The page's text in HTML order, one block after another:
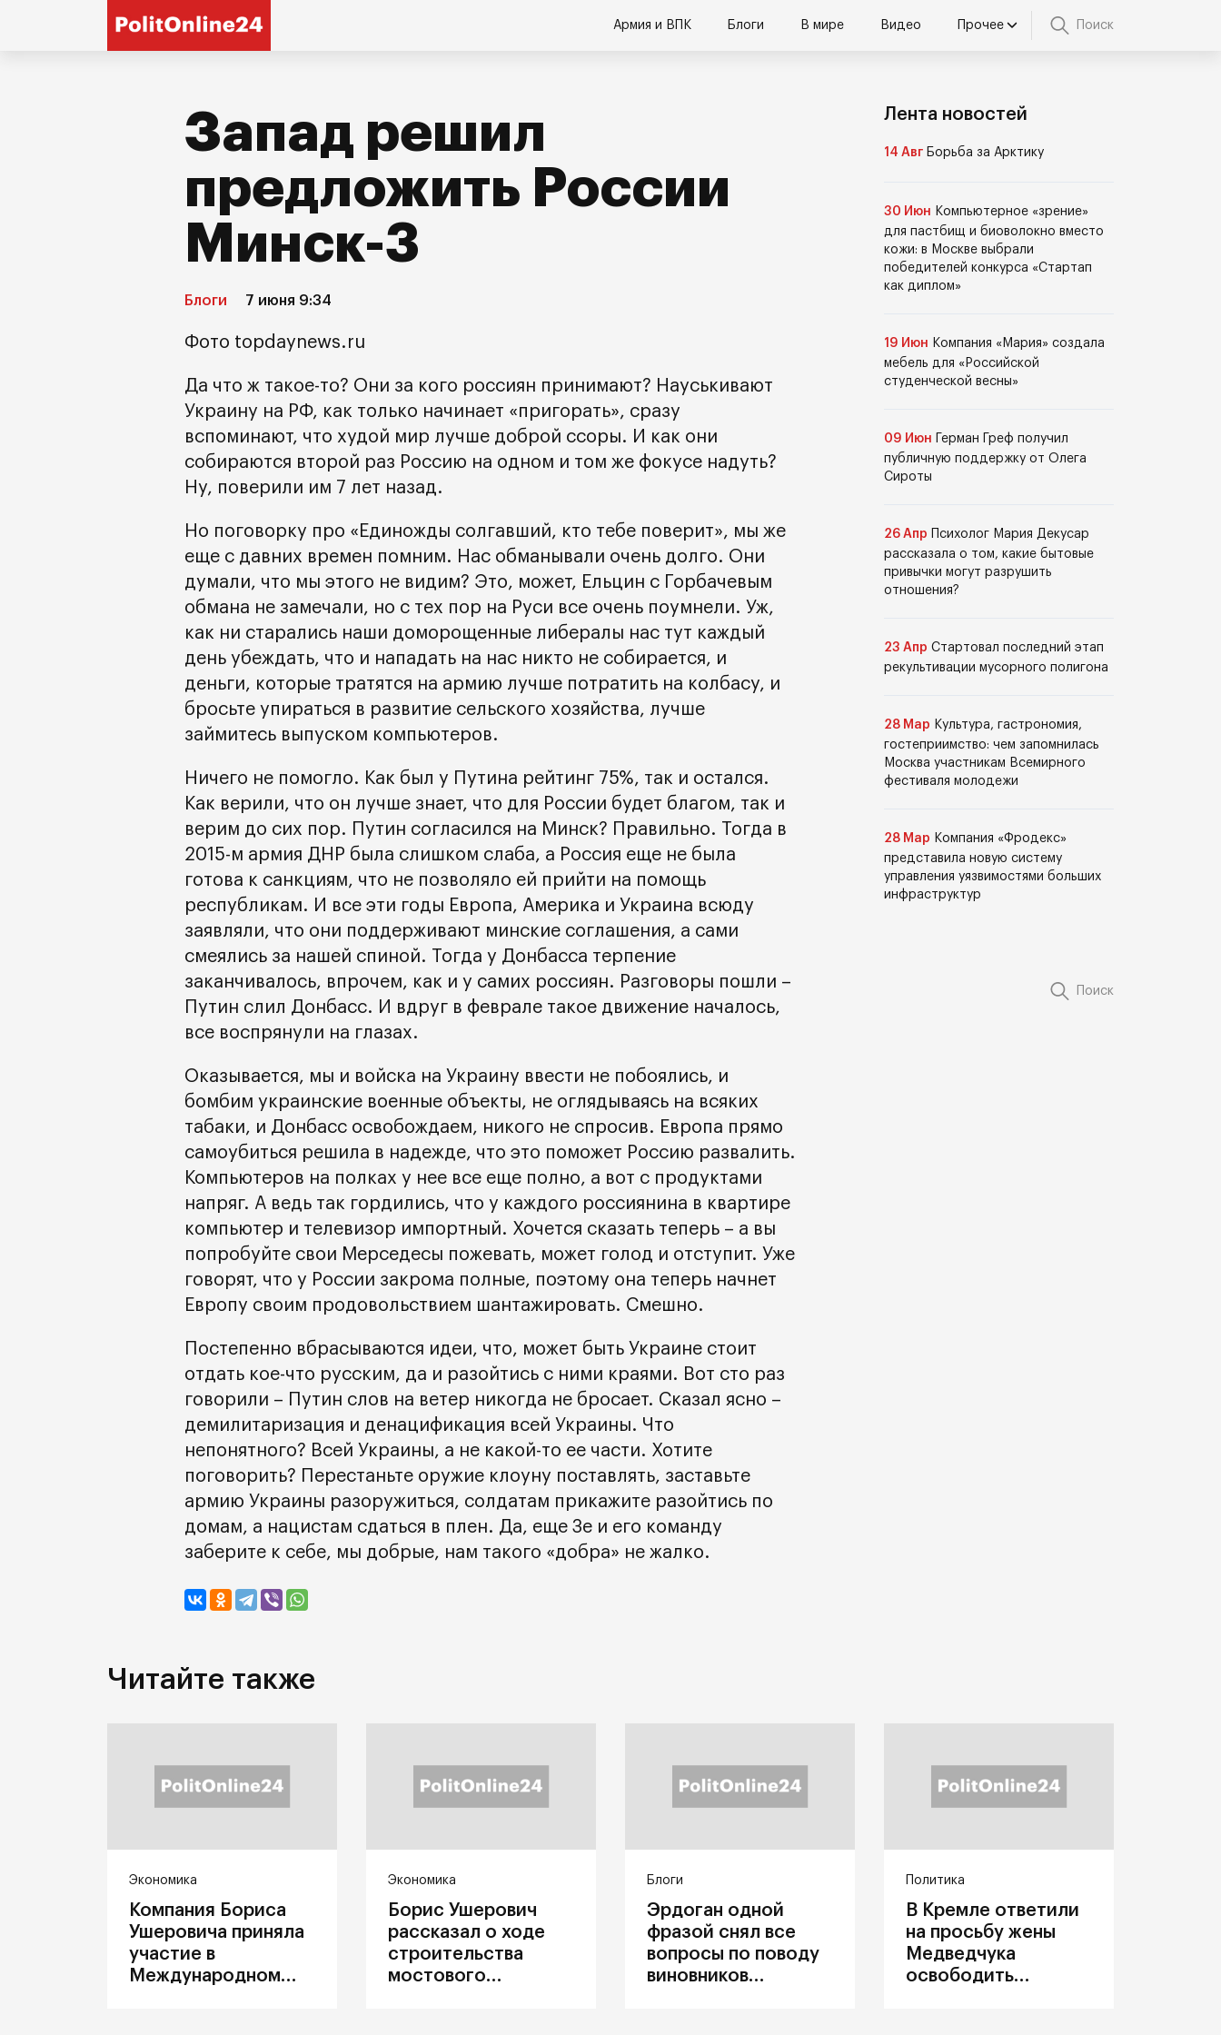
Армия и ВПК Блоги В мире Видео Прочее Поиск
Запад решил
предложить России
Минск-3
Блоги 7 июня 9:34
Фото topdaynews.ru
Да что ж такое-то? Они за кого россиян принимают? Науськивают
Украину на РФ, как только начинает «пригорать», сразу
вспоминают, что худой мир лучше доброй ссоры. И как они
собираются второй раз Россию на одном и том же фокусе надуть?
Ну, поверили им 7 лет назад.
Но поговорку про «Единожды солгавший, кто тебе поверит», мы же
еще с давних времен помним. Нас обманывали очень долго. Они
думали, что мы этого не видим? Это, может, Ельцин с Горбачевым
обмана не замечали, но с тех пор на Руси все очень поумнели. Уж,
как ни старались наши доморощенные либералы нас тут каждый
день убеждать, что и нападать на нас никто не собирается, и
деньги, которые тратятся на армию лучше потратить на колбасу, и
бросьте упираться в развитие сельского хозяйства, лучше
займитесь выпуском компьютеров.
Ничего не помогло. Как был у Путина рейтинг 75%, так и остался.
Как верили, что он лучше знает, что для России будет благом, так и
верим до сих пор. Путин согласился на Минск? Правильно. Тогда в
2015-м армия ДНР была слишком слаба, а Россия еще не была
готова к санкциям, что не позволяло ей прийти на помощь
республикам. И все эти годы Европа, Америка и Украина всюду
заявляли, что они поддерживают минские соглашения, а сами
смеялись за нашей спиной. Тогда у Донбасса терпение
заканчивалось, впрочем, как и у самих россиян. Разговоры пошли –
Путин слил Донбасс. И вдруг в феврале такое движение началось,
все воспрянули на глазах.
Оказывается, мы и войска на Украину ввести не побоялись, и
бомбим украинские военные объекты, не оглядываясь на всяких
табаки, и Донбасс освобождаем, никого не спросив. Европа прямо
самоубиться решила в надежде, что это поможет Россию развалить.
Компьютеров на полках у нее все еще полно, а вот с продуктами
напряг. А ведь так гордились, что у каждого россиянина в квартире
компьютер и телевизор импортный. Хочется сказать теперь – а вы
попробуйте свои Мерседесы пожевать, может голод и отступит. Уже
говорят, что у России закрома полные, поэтому она теперь начнет
Европу своим продовольствием шантажировать. Смешно.
Постепенно вбрасываются идеи, что, может быть Украине стоит
отдать кое-что русским, да и разойтись с ними краями. Вот сто раз
говорили – Путин слов на ветер никогда не бросает. Сказал ясно –
демилитаризация и денацификация всей Украины. Что
непонятного? Всей Украины, а не какой-то ее части. Хотите
поговорить? Перестаньте оружие клоуну поставлять, заставьте
армию Украины разоружиться, солдатам прикажите разойтись по
домам, а нацистам сдаться в плен. Да, еще Зе и его команду
заберите к себе, мы добрые, нам такого «добра» не жалко.
Лента новостей
14 Авг Борьба за Арктику
30 Июн Компьютерное «зрение»
для пастбищ и биоволокно вместо
кожи: в Москве выбрали
победителей конкурса «Стартап
как диплом»
19 Июн Компания «Мария» создала
мебель для «Российской
студенческой весны»
09 Июн
Герман Греф получил
публичную поддержку от Олега
Сироты
26 Апр
Психолог Мария Декусар
рассказала о том, какие бытовые
привычки могут разрушить
отношения?
23 Апр Стартовал последний этап
рекультивации мусорного полигона
28 Мар Культура, гастрономия,
гостеприимство: чем запомнилась
Москва участникам Всемирного
фестиваля молодежи
28 Мар Компания «Фродекс»
представила новую систему
управления уязвимостями больших
инфраструктур
Поиск
Читайте также
Экономика
Компания Бориса
Ушеровича приняла
участие в
Международном
Экономика
Борис Ушерович
рассказал о ходе
строительства
мостового
Блоги
Эрдоган одной
фразой снял все
вопросы по поводу
виновников
Политика
В Кремле ответили
на просьбу жены
Медведчука
освободить